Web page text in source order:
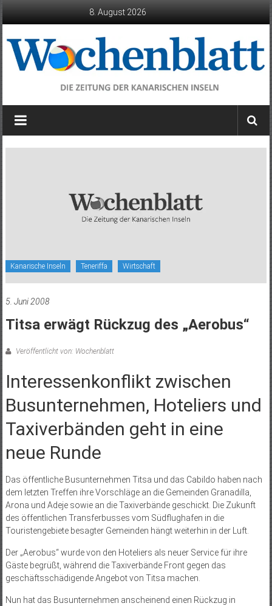
8. August 2026
Wochenblatt
die
Kanarische Inseln Teneriffa Wirtschaft
5. Juni 2008
Titsa erwägt Rückzug des „Aerobus“
Veröffentlicht von: Wochenblatt
Interessenkonflikt zwischen
Busunternehmen, Hoteliers und
Taxiverbänden geht in eine
neue Runde
Das öffentliche Busunternehmen Titsa und das Cabildo haben nach
dem letzten Treffen ihre Vorschläge an die Gemeinden Granadilla,
Arona und Adeje sowie an die Taxiverbände geschickt. Die Zukunft
des öffentlichen Transferbusses vom Südflughafen in die
Touristengebiete besagter Gemeinden hängt weiterhin in der Luft.
Der „Aerobus“ wurde von den Hoteliers als neuer Service für ihre
Gäste begrüßt, während die Taxiverbände Front gegen das
geschäftsschädigende Angebot von Titsa machen.
Nun hat das Busunternehmen anscheinend einen Rückzug in